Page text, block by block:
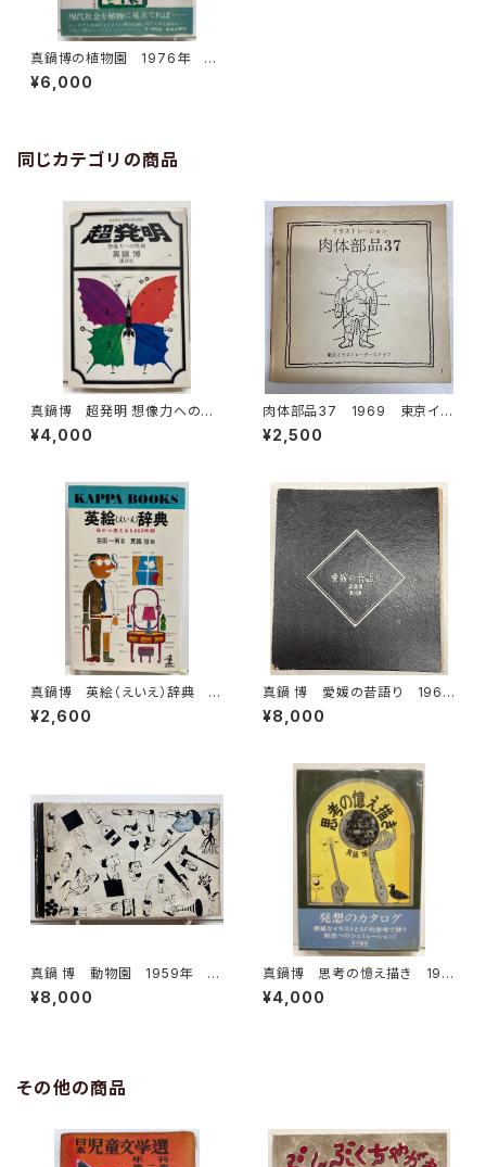
真鍋博の植物園 1976年 初
版 ビニールカバー 帯 中央
公論社
¥6,000
同じカテゴリの商品
真鍋博 超発明 想像力への挑
戦 1971年 サイン 初版
講談社
¥4,000
肉体部品37 1969 東京イラ
ストレーターズクラブ
¥2,500
真鍋博 英絵（えいえ）辞典 目
から覚える6000単語 岩田一
男・著 昭和44年22刷 光文
¥2,600
真鍋 博 愛媛の昔語り 1960
年 初版 朝日出版
¥8,000
真鍋 博 動物園 1959年 ユ
リイカ刊
¥8,000
真鍋博 思考の憶え描き 197
6年 初版 ビニールカバー
帯 早川書房
¥4,000
その他の商品